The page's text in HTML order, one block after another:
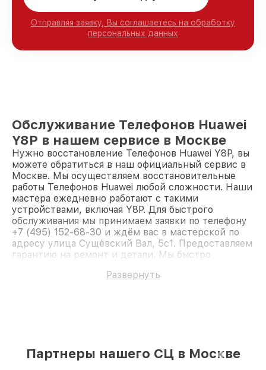
Отправляя заявку, Вы соглашаетесь на обработку
персональных данных
Обслуживание Телефонов Huawei
Y8P в нашем сервисе в Москве
Нужно восстановление Телефонов Huawei Y8P, вы
можете обратиться в наш официальный сервис в
Москве. Мы осуществляем восстановительные
работы Телефонов Huawei любой сложности. Наши
мастера ежедневно работают с такими
устройствами, включая Y8P. Для быстрого
обслуживания мы принимаем заявки по телефону
+7 (495) 152-68-30 и ждём вас в мастерской по
адресу улица Сущёвский Вал, 5с1. Предоставляем
гарантию на ремонт и детали. Мы быстро
Развернуть
Партнеры нашего СЦ в Москве